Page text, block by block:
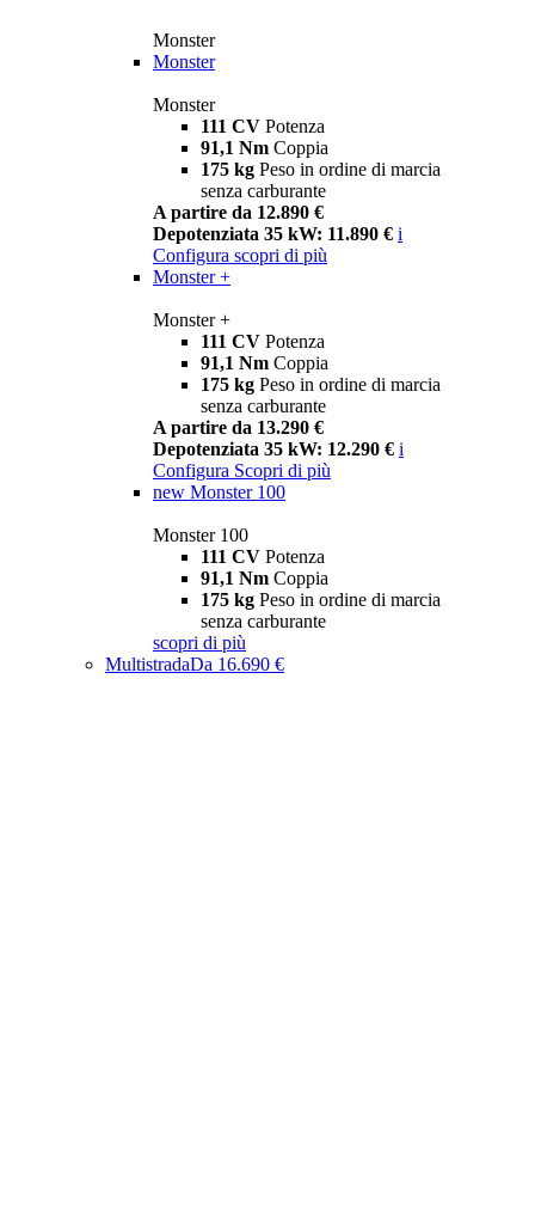
Monster
Monster
Monster
111 CV Potenza
91,1 Nm Coppia
175 kg Peso in ordine di marcia
senza carburante
A partire da 12.890 €
Depotenziata 35 kW: 11.890 € i
Configura scopri di più
Monster +
Monster +
111 CV Potenza
91,1 Nm Coppia
175 kg Peso in ordine di marcia
senza carburante
A partire da 13.290 €
Depotenziata 35 kW: 12.290 € i
Configura Scopri di più
new Monster 100
Monster 100
111 CV Potenza
91,1 Nm Coppia
175 kg Peso in ordine di marcia
senza carburante
scopri di più
MultistradaDa 16.690 €